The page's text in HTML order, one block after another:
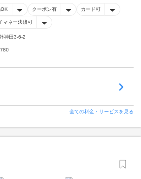
クーポン有 カード可
マネー決済可
神田3-6-2
全ての料金・サービスを見る